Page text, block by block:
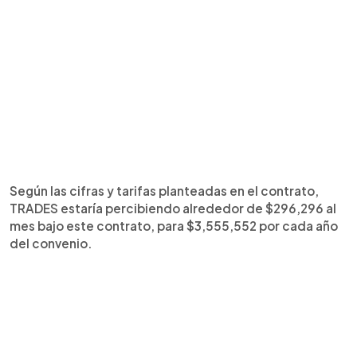
Según las cifras y tarifas planteadas en el contrato,
TRADES estaría percibiendo alrededor de $296,296 al
mes bajo este contrato, para $3,555,552 por cada año
del convenio.